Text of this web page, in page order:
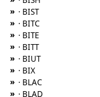
» · BIST
» · BITC
» · BITE
» · BITT
» · BIUT
» · BIX
» · BLAC
» · BLAD